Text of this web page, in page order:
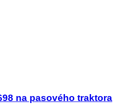
na pasového traktora